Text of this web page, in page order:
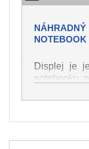
NÁHRADNÝ
NOTEBOOK
Displej je
notebooku,
tohto
najväčšou